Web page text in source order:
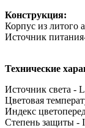
Конструкция:
Корпус из литого
Источник
Технические
Источник света -
Цветовая
Индекс
Степень защиты -